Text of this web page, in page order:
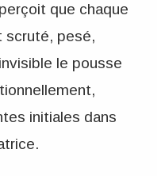
que chaque
scruté, pesé,
le pousse
initiales dans